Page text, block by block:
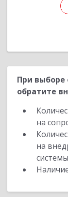
При
обратите
на
на